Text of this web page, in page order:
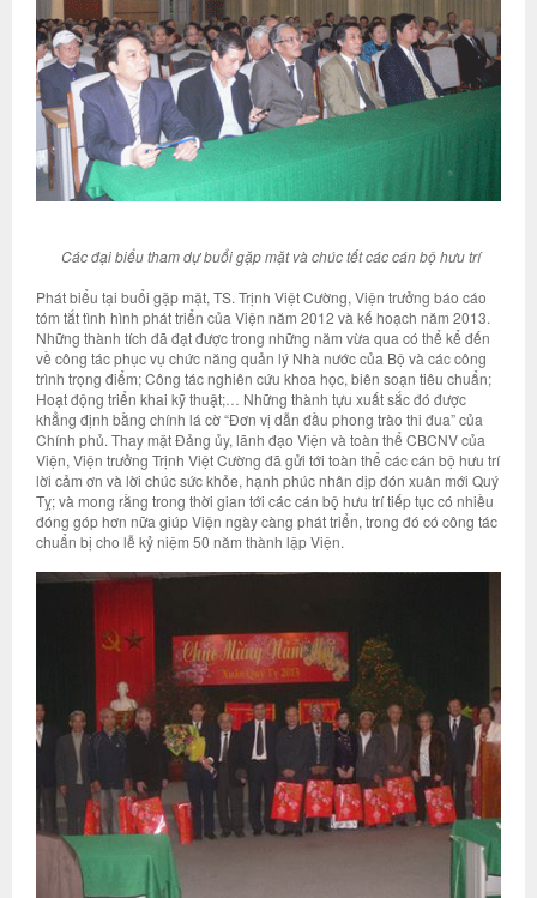
Các đại biểu tham dự buổi gặp mặt và chúc tết các cán bộ hưu trí
Phát biểu tại buổi gặp mặt, TS. Trịnh Việt Cường, Viện trưởng báo cáo
tóm tắt tình hình phát triển của Viện năm 2012 và kế hoạch năm 2013.
Những thành tích đã đạt được trong những năm vừa qua có thể kể đến
về công tác phục vụ chức năng quản lý Nhà nước của Bộ và các công
trình trọng điểm; Công tác nghiên cứu khoa học, biên soạn tiêu chuẩn;
Hoạt động triển khai kỹ thuật;… Những thành tựu xuất sắc đó được
khẳng định bằng chính lá cờ “Đơn vị dẫn đầu phong trào thi đua” của
Chính phủ. Thay mặt Đảng ủy, lãnh đạo Viện và toàn thể CBCNV của
Viện, Viện trưởng Trịnh Việt Cường đã gửi tới toàn thể các cán bộ hưu trí
lời cảm ơn và lời chúc sức khỏe, hạnh phúc nhân dịp đón xuân mới Quý
Tỵ; và mong rằng trong thời gian tới các cán bộ hưu trí tiếp tục có nhiều
đóng góp hơn nữa giúp Viện ngày càng phát triển, trong đó có công tác
chuẩn bị cho lễ kỷ niệm 50 năm thành lập Viện.